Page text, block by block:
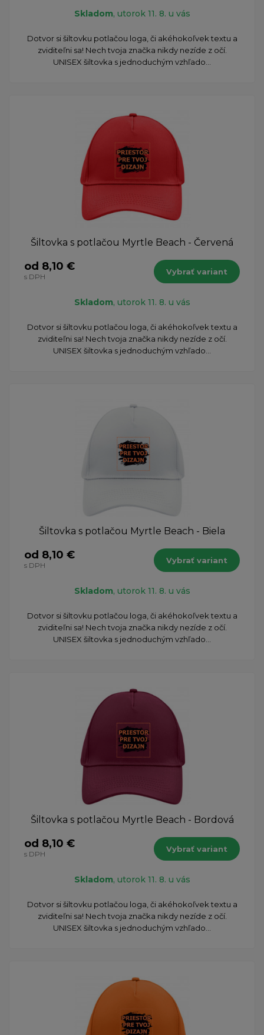
Skladom, utorok 11. 8. u vás
Dotvor si šiltovku potlačou loga, či akéhokoľvek textu a
zviditeľni sa! Nech tvoja značka nikdy nezíde z očí.
UNISEX šiltovka s jednoduchým vzhľado...
Šiltovka s potlačou Myrtle Beach - Červená
od 8,10 €
s DPH
Vybrať variant
Skladom, utorok 11. 8. u vás
Dotvor si šiltovku potlačou loga, či akéhokoľvek textu a
zviditeľni sa! Nech tvoja značka nikdy nezíde z očí.
UNISEX šiltovka s jednoduchým vzhľado...
Šiltovka s potlačou Myrtle Beach - Biela
od 8,10 €
s DPH
Vybrať variant
Skladom, utorok 11. 8. u vás
Dotvor si šiltovku potlačou loga, či akéhokoľvek textu a
zviditeľni sa! Nech tvoja značka nikdy nezíde z očí.
UNISEX šiltovka s jednoduchým vzhľado...
Šiltovka s potlačou Myrtle Beach - Bordová
od 8,10 €
s DPH
Vybrať variant
Skladom, utorok 11. 8. u vás
Dotvor si šiltovku potlačou loga, či akéhokoľvek textu a
zviditeľni sa! Nech tvoja značka nikdy nezíde z očí.
UNISEX šiltovka s jednoduchým vzhľado...